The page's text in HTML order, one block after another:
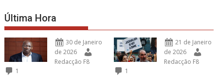
Última Hora
30 de Janeiro
de 2026
Redacção F8
1
21 de Janeiro
de 2026
Redacção F8
1